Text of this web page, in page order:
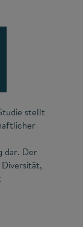
stellt
dar. Der